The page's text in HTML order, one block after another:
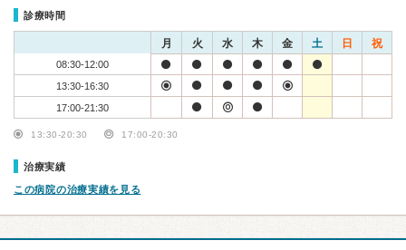
診療時間
月 火 水 木 金 土 日 祝
08:30-12:00
13:30-16:30
17:00-21:30
13:30-20:30 17:00-20:30
治療実績
この病院の治療実績を見る